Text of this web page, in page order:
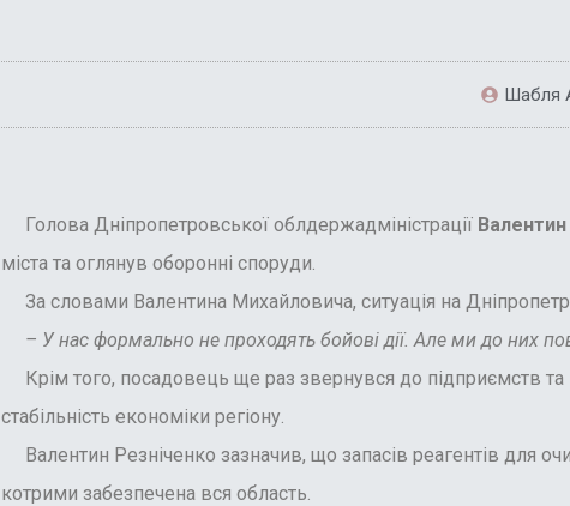
Шабля
Голова Дніпропетровської облдержадміністрації
міста та оглянув оборонні споруди.
За словами Валентина Михайловича, ситуація на
– У нас формально не проходять бойові дії. Але ми до них
Крім того, посадовець ще раз звернувся до підприємств та
стабільність економіки регіону.
Валентин Резніченко зазначив, що запасів реагентів для
котрими забезпечена вся область.